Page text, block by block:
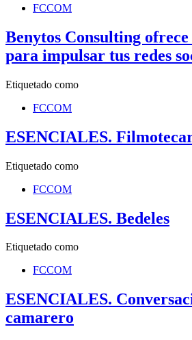
FCCOM
Benytos Consulting
para impulsar tus redes
Etiquetado como
FCCOM
ESENCIALES.
Etiquetado como
FCCOM
ESENCIALES. Bedeles
Etiquetado como
FCCOM
ESENCIALES.
camarero